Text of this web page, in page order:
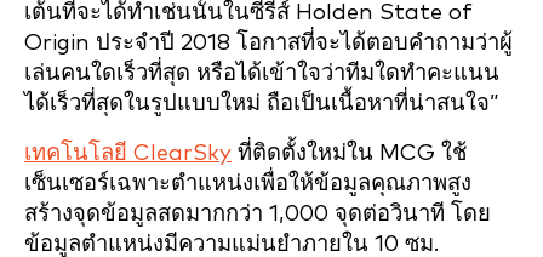
เต้นที่จะได้ทำเช่นนั้นในซีรีส์ Holden State of
Origin ประจำปี 2018 โอกาสที่จะได้ตอบคำถามว่าผู้
เล่นคนใดเร็วที่สุด หรือได้เข้าใจว่าทีมใดทำคะแนน
ได้เร็วที่สุดในรูปแบบใหม่ ถือเป็นเนื้อหาที่น่าสนใจ”
เทคโนโลยี ClearSky ที่ติดตั้งใหม่ใน MCG ใช้
เซ็นเซอร์เฉพาะตำแหน่งเพื่อให้ข้อมูลคุณภาพสูง
สร้างจุดข้อมูลสดมากกว่า 1,000 จุดต่อวินาที โดย
ข้อมูลตำแหน่งมีความแม่นยำภายใน 10 ซม.